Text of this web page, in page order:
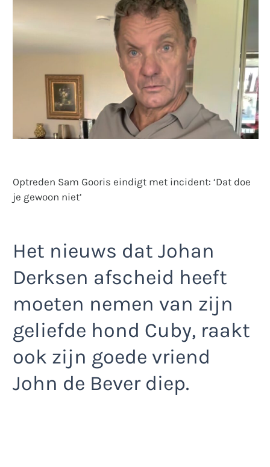
Optreden Sam Gooris eindigt met incident: ‘Dat doe
je gewoon niet’
Het nieuws dat Johan
Derksen afscheid heeft
moeten nemen van zijn
geliefde hond Cuby, raakt
ook zijn goede vriend
John de Bever diep.